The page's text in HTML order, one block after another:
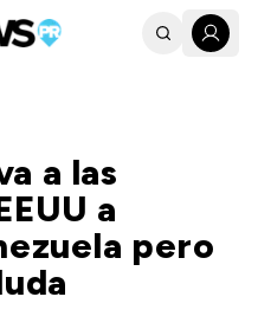
a las
a
pero